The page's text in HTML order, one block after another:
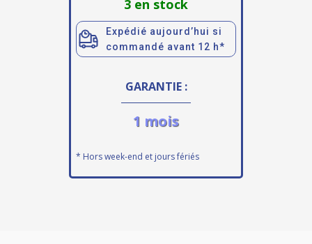
3 en stock
Expédié aujourd’hui si
commandé avant 12 h*
GARANTIE :
1 mois
* Hors week-end et jours fériés